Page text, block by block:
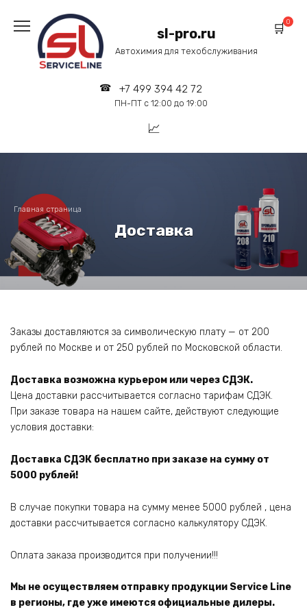
содержанию
sl-pro.ru
Автохимия для техобслуживания
+7 499 394 42 72
ПН-ПТ с 12:00 до 19:00
0
Главная страница
Доставка
Заказы доставляются за символическую плату — от 200
рублей по Москве и от 250 рублей по Московской области.
Доставка возможна курьером или через СДЭК.
Цена доставки рассчитывается согласно тарифам СДЭК.
При заказе товара на нашем сайте, действуют следующие
условия доставки:
Доставка СДЭК бесплатно при заказе на сумму от
5000 рублей!
В случае покупки товара на сумму менее 5000 рублей , цена
доставки рассчитывается согласно калькулятору СДЭК.
Оплата заказа производится при получении!!!
Мы не осуществляем отправку продукции Service Line
в регионы, где уже имеются официальные дилеры.